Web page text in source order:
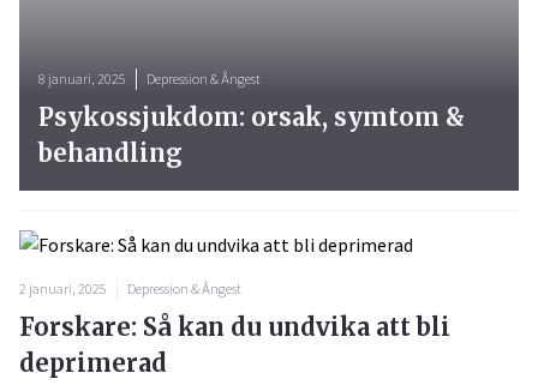
8 januari, 2025 Depression & Ångest
Psykossjukdom: orsak, symtom &
behandling
2 januari, 2025 Depression & Ångest
Forskare: Så kan du undvika att bli
deprimerad